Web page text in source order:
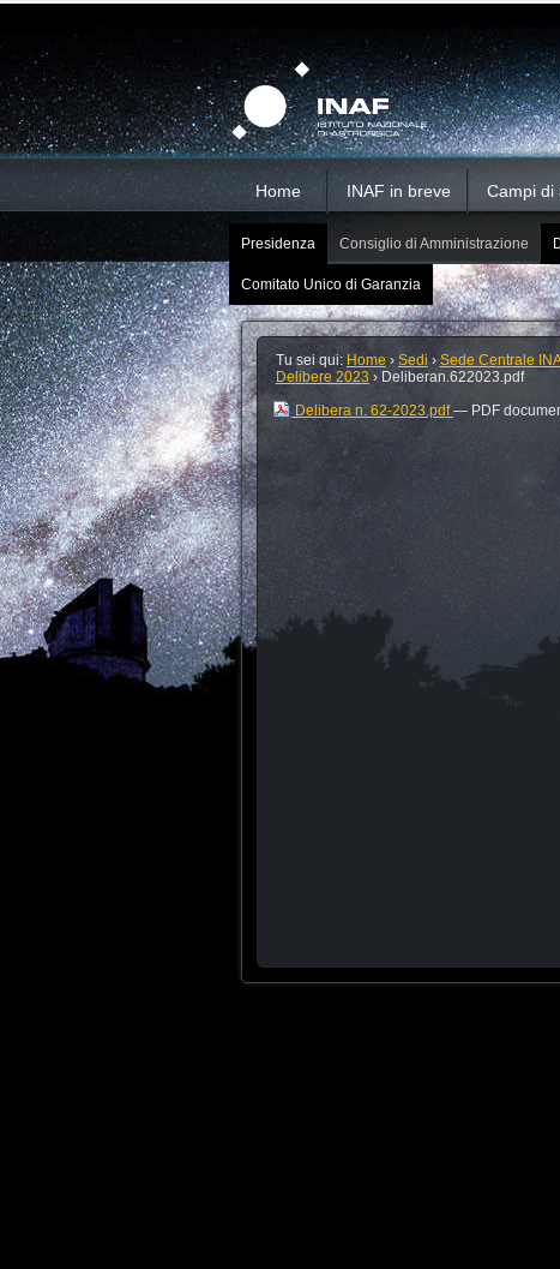
contenuti.
Salta
alla
navigazione
Home INAF in breve Campi di
Presidenza Consiglio di Amministrazione
Comitato Unico di Garanzia
Tu sei qui: Home › Sedi › Sede Centrale
Delibere 2023 › Deliberan.622023.pdf
Delibera n. 62-2023.pdf— PDF